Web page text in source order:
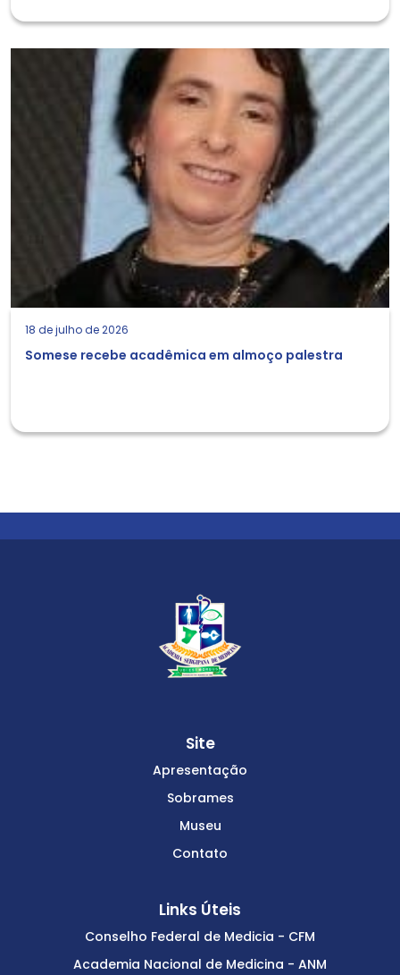
18 de julho de 2026
Somese recebe acadêmica em almoço palestra
Site
Apresentação
Sobrames
Museu
Contato
Links Úteis
Conselho Federal de Medicia - CFM
Academia Nacional de Medicina - ANM